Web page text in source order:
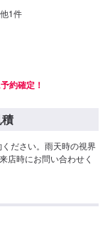
1件
約確定！
ださい。雨天時の視界
店時にお問い合わせく